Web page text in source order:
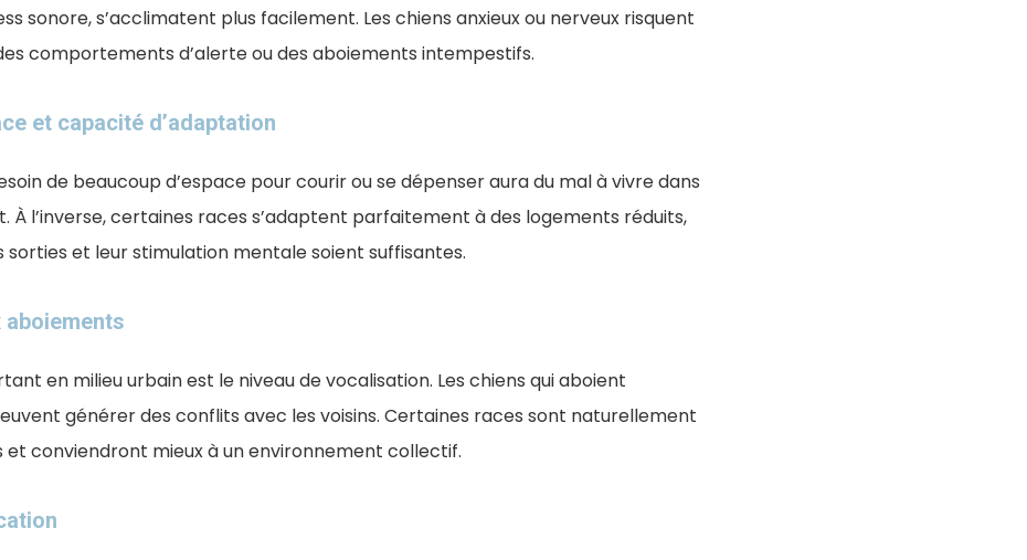
sonore, s’acclimatent plus facilement. Les chiens anxieux ou nerveux risquent
comportements d’alerte ou des aboiements intempestifs.
et capacité d’adaptation
de beaucoup d’espace pour courir ou se dépenser aura du mal à vivre dans
À l’inverse, certaines races s’adaptent parfaitement à des logements réduits,
sorties et leur stimulation mentale soient suffisantes.
aboiements
en milieu urbain est le niveau de vocalisation. Les chiens qui aboient
générer des conflits avec les voisins. Certaines races sont naturellement
et conviendront mieux à un environnement collectif.